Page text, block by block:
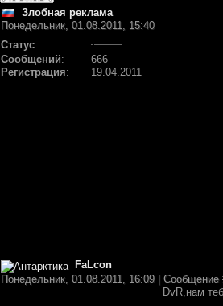
Злобная реклама
Понедельник, 01.08.2011, 15:40
Статус:
Сообщений:
666
Регистрация: 19.04.2011
FaLcon
Понедельник, 01.08.2011, 16:09 | Сообщение
DvR,нам